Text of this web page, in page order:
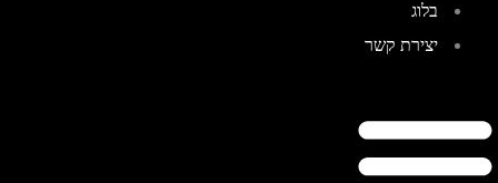
בלוג
יצירת קשר